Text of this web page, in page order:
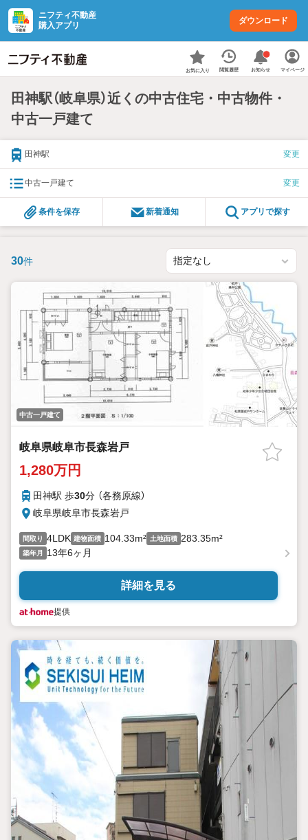
ニフティ不動産
購入アプリ
ダウンロード
お気に入り 閲覧履歴 お知らせ マイページ
田神駅（岐阜県）近くの中古住宅・中古物件・
中古一戸建て
田神駅 変更
中古一戸建て 変更
条件を保存 新着通知 アプリで探す
30件
中古一戸建て
岐阜県岐阜市長森岩戸
1,280万円
田神駅 歩30分 （各務原線）
岐阜県岐阜市長森岩戸
間取り 4LDK 建物面積 104.33m² 土地面積 283.35m²
築年月 13年6ヶ月
詳細を見る
提供